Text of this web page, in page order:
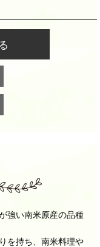
強い南米原産の品種
を持ち、南米料理や